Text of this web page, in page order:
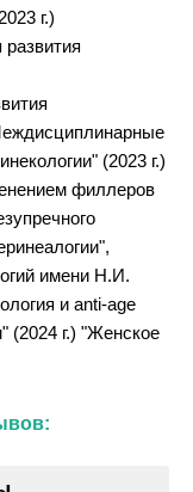
г.)
развития
(2023 г.)
филлеров
имени Н.И.
и anti-age
(2024 г.) "Женское